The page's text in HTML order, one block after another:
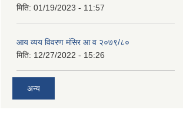
मिति: 01/19/2023 - 11:57
आय व्यय विवरण मंसिर आ व २०७९/८०
मिति: 12/27/2022 - 15:26
अन्य